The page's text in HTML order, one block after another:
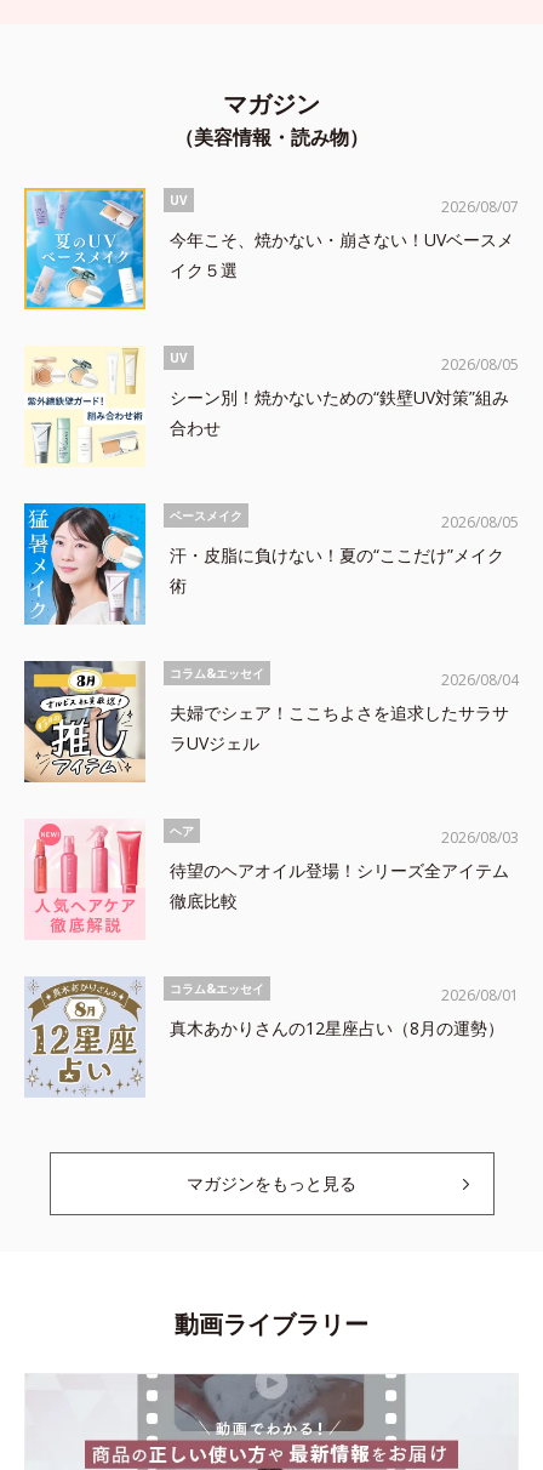
マガジン
（美容情報・読み物）
UV
今年こそ、焼かない・崩さない！UVベースメ
イク５選
2026/08/07
UV
シーン別！焼かないための“鉄壁UV対策”組み
合わせ
2026/08/05
ベースメイク
汗・皮脂に負けない！夏の“ここだけ”メイク
術
2026/08/05
コラム&エッセイ
夫婦でシェア！ここちよさを追求したサラサ
ラUVジェル
2026/08/04
ヘア
待望のヘアオイル登場！シリーズ全アイテム
徹底比較
2026/08/03
コラム&エッセイ
真木あかりさんの12星座占い（8月の運勢）
2026/08/01
マガジンをもっと見る
動画ライブラリー